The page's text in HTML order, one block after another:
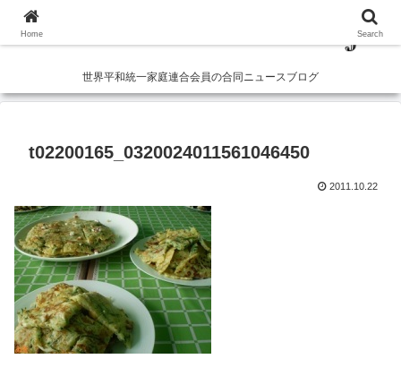
世界平和統一家庭連合会員の合同ニュースブログ
t02200165_0320024011561046450
2011.10.22
Home Search